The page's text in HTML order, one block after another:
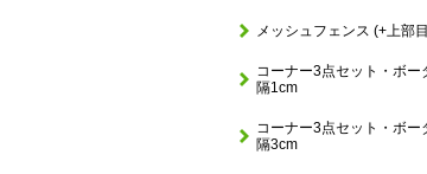
メッシュフェンス (+上部
コーナー3点セット・ボー
隔1cm
コーナー3点セット・ボー
隔3cm